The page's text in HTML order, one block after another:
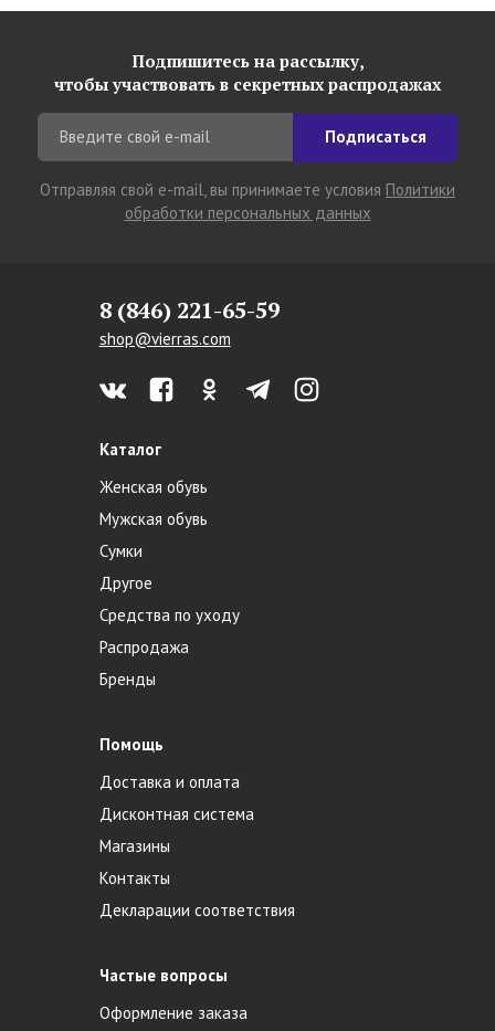
Подпишитесь на рассылку,
чтобы участвовать в секретных распродажах
Подписаться
Отправляя свой e-mail, вы принимаете условия Политики
обработки персональных данных
8 (846) 221-65-59
shop@vierras.com
Каталог
Женская обувь
Мужская обувь
Сумки
Другое
Средства по уходу
Распродажа
Бренды
Помощь
Доставка и оплата
Дисконтная система
Магазины
Контакты
Декларации соответствия
Частые вопросы
Оформление заказа